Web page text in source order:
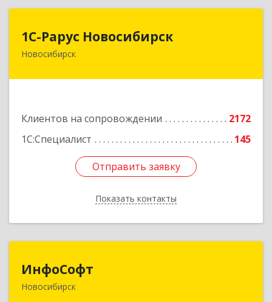
1С-Рарус Новосибирск
Новосибирск
Клиентов на сопровождении
2172
1С:Специалист
145
Отправить заявку
Показать контакты
1С-Рарус Новосибирск
630015, Новосибирская обл, Новосибирск г,
Подробнее
Отправить заявку
Назад
ИнфоСофт
Новосибирск
630091, Новосибирская обл, Новосибирск г,